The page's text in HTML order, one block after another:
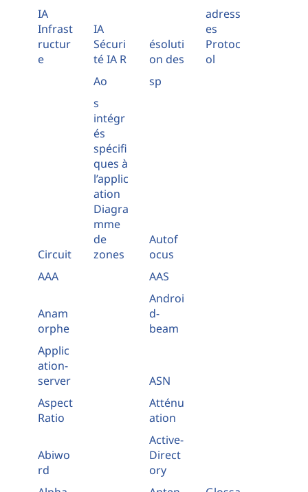
IA
Infrast
ructur
e
IA
Sécuri
té IA R
ésoluti
on des
adress
es
Protoc
ol
Ao
sp
Circuit
s
intégr
és
spécifi
ques à
l’applic
ation
Diagra
mme
de
zones
Autof
ocus
AAA
AAS
Anam
orphe
Androi
d-
beam
Applic
ation-
server
ASN
Aspect
Ratio
Atténu
ation
Abiwo
rd
Active-
Direct
ory